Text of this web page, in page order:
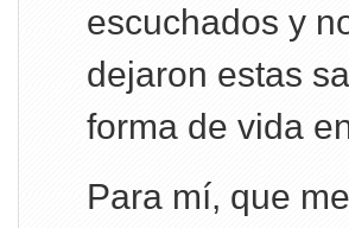
escuchados y
dejaron estas
forma de vida
Para mí, que